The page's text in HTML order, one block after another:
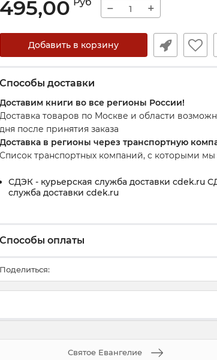
495,00 − +
Добавить в корзину
Способы доставки
Доставим книги во все регионы России!
Доставка товаров по Москве и области
дня после принятия заказа
Доставка в регионы через транспортную
Список транспортных компаний, с которыми мы
СДЭК - курьерская служба доставки cdek.ru
служба доставки cdek.ru
Способы оплаты
Поделиться:
Святое Евангелие